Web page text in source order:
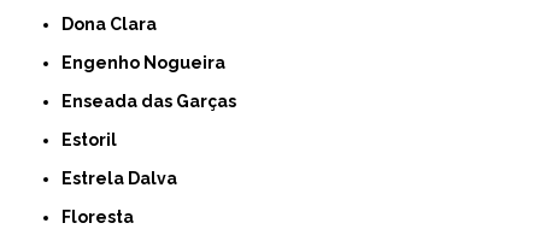
Dona Clara
Engenho Nogueira
Enseada das Garças
Estoril
Estrela Dalva
Floresta